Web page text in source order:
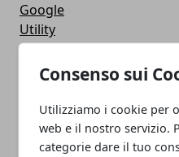
Consenso sui
Utilizziamo i cookie per
web e il nostro servizio.
categorie dare il tuo
Google
Utility
Giochi
Servizi online
How To - Come Fare
CMS
Smartphone